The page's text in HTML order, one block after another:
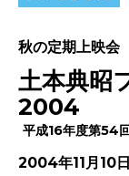
秋の定期上映会
土本典昭
2004
平成16年度第54
2004年11月10